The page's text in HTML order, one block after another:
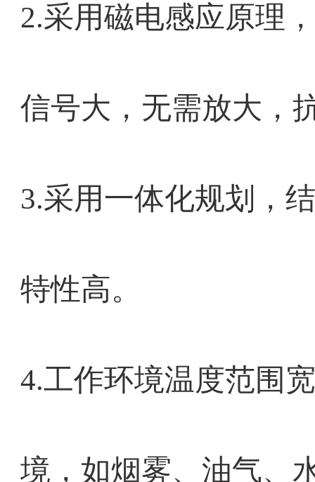
2.采用磁电感应原理
信号大，无需放大，
3.采用一体化规划，
特性高。
4.工作环境温度范围
境，如烟雾、油气、